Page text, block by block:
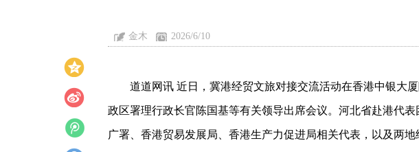
金木 2026/6/10
道道网讯 近日，冀港经贸文旅对接交流活动在香港中银大
政区署理行政长官陈国基等有关领导出席会议。河北省赴港代
广署、香港贸易发展局、香港生产力促进局相关代表，以及两